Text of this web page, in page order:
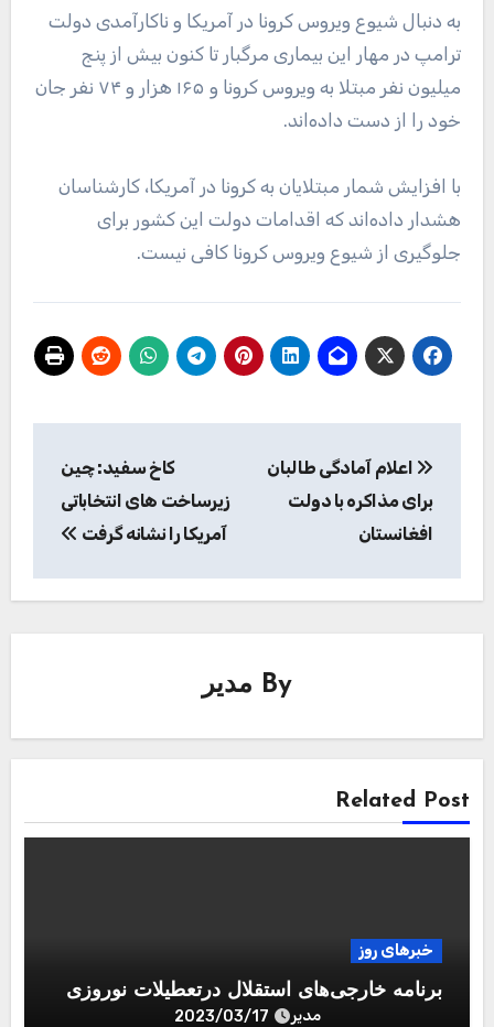
به دنبال شیوع ویروس کرونا در آمریکا و ناکارآمدی‌ دولت
ترامپ در مهار این بیماری مرگبار تا کنون بیش از پنج
میلیون نفر مبتلا به ویروس کرونا و ۱۶۵ هزار و ۷۴ نفر جان
خود را از دست داده‌اند.
با افزایش شمار مبتلایان به کرونا در آمریکا، کارشناسان
هشدار داده‌اند که اقدامات دولت این کشور برای
جلوگیری از شیوع ویروس کرونا کافی نیست.
نوشته
اعلام آمادگی طالبان
برای مذاکره با دولت
افغانستان
کاخ سفید: چین
زیرساخت های انتخاباتی
آمریکا را نشانه گرفت
By مدیر
Related Post
خبرهای روز
برنامه خارجی‌های استقلال درتعطیلات نوروزی
مدیر 2023/03/17